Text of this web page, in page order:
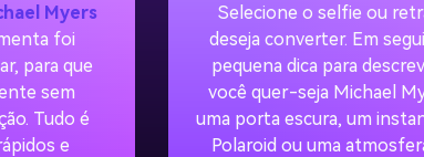
Myers
foi
para que
sem
Tudo é
e
Selecione o selfie ou
deseja converter. Em
pequena dica para
você quer-seja Michael
uma porta escura, um
Polaroid ou uma